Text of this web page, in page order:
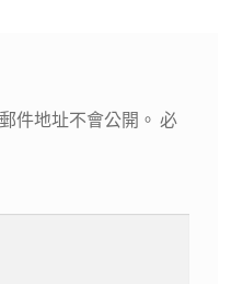
件地址不會公開。 必